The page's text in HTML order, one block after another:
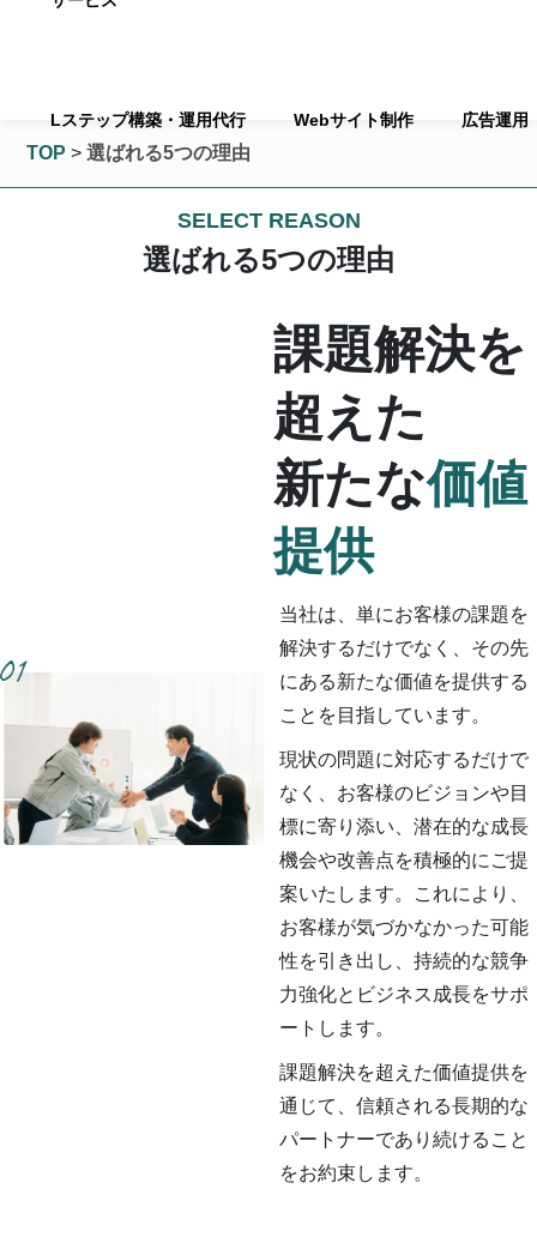
Lステップ構築・運用代行 Webサイト制作 広告運用
TOP >選ばれる5つの理由
SELECT REASON
選ばれる5つの理由
課題解決を
超えた
新たな価値
提供
当社は、単にお客様の課題を
解決するだけでなく、その先
にある新たな価値を提供する
ことを目指しています。
現状の問題に対応するだけで
なく、お客様のビジョンや目
標に寄り添い、潜在的な成長
機会や改善点を積極的にご提
案いたします。これにより、
お客様が気づかなかった可能
性を引き出し、持続的な競争
力強化とビジネス成長をサポ
ートします。
課題解決を超えた価値提供を
通じて、信頼される長期的な
パートナーであり続けること
をお約束します。